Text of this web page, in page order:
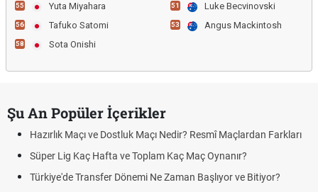
55 Yuta Miyahara
56 Tafuko Satomi
58 Sota Onishi
51 Luke Becvinovski
53 Angus Mackintosh
Şu An Popüler İçerikler
Hazırlık Maçı ve Dostluk Maçı Nedir? Resmî Maçlardan Farkları
Süper Lig Kaç Hafta ve Toplam Kaç Maç Oynanır?
Türkiye'de Transfer Dönemi Ne Zaman Başlıyor ve Bitiyor?